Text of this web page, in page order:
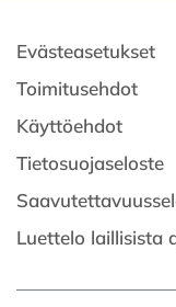
Evästeasetukset
Toimitusehdot
Käyttöehdot
Tietosuojaseloste
Luettelo laillisista